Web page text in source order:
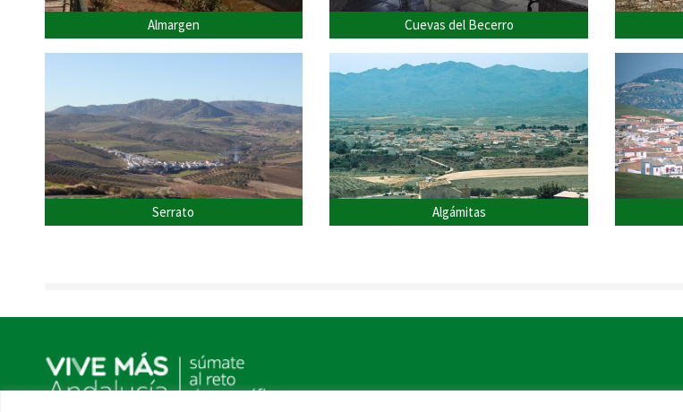
Almargen Cuevas del Becerro
Serrato Algámitas